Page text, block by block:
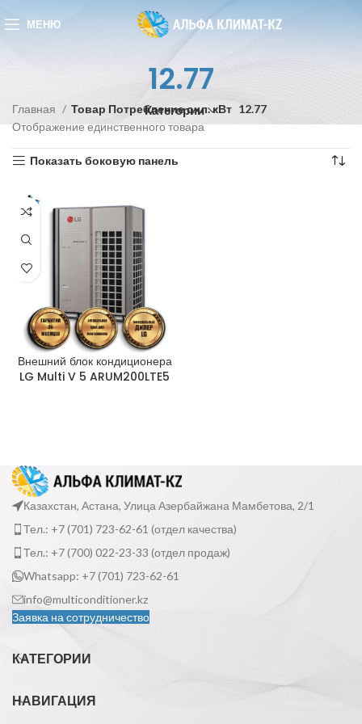
МЕНЮ
12.77
Категории
Главная Товар Потребление охл. кВт 12.77
Отображение единственного товара
Показать боковую панель
Внешний блок кондиционера
LG Multi V 5 ARUM200LTE5
Казахстан, Астана, Улица Азербайжана Мамбетова, 2/1
Тел.: +7 (701) 723-62-61 (отдел качества)
Тел.: +7 (700) 022-23-33 (отдел продаж)
Whatsapp: +7 (701) 723-62-61
info@multiconditioner.kz
Заявка на сотрудничество
КАТЕГОРИИ
НАВИГАЦИЯ